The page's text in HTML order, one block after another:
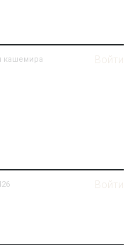
кашемира Войти
Войти